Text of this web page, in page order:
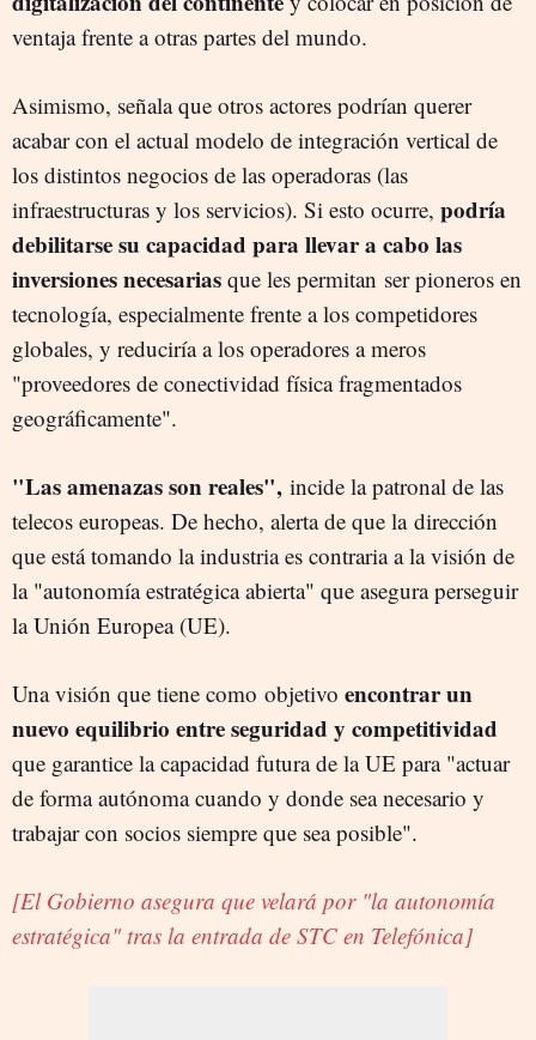
ventaja frente a otras partes del mundo.
Asimismo, señala que otros actores podrían querer
acabar con el actual modelo de integración vertical de
los distintos negocios de las operadoras (las
infraestructuras y los servicios). Si esto ocurre, podría
debilitarse su capacidad para llevar a cabo las
inversiones necesarias que les permitan ser pioneros en
tecnología, especialmente frente a los competidores
globales, y reduciría a los operadores a meros
"proveedores de conectividad física fragmentados
geográficamente".
"Las amenazas son reales", incide la patronal de las
telecos europeas. De hecho, alerta de que la dirección
que está tomando la industria es contraria a la visión de
la "autonomía estratégica abierta" que asegura perseguir
la Unión Europea (UE).
Una visión que tiene como objetivo encontrar un
nuevo equilibrio entre seguridad y competitividad
que garantice la capacidad futura de la UE para "actuar
de forma autónoma cuando y donde sea necesario y
trabajar con socios siempre que sea posible".
[El Gobierno asegura que velará por "la autonomía
estratégica" tras la entrada de STC en Telefónica]